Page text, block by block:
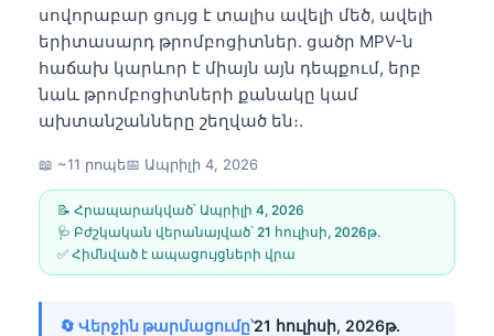
սովորաբար ցույց է տալիս ավելի մեծ, ավելի
երիտասարդ թրոմբոցիտներ. ցածր MPV-ն
հաճախ կարևոր է միայն այն դեպքում, երբ
նաև թրոմբոցիտների քանակը կամ
ախտանշանները շեղված են։.
📖 ~11 րոպե📅 Ապրիլի 4, 2026
📝 Հրապարակված՝ Ապրիլի 4, 2026
🩺 Բժշկական վերանայված՝ 21 հուլիսի, 2026թ․
✅ Հիմնված է ապացույցների վրա
🔄 Վերջին թարմացումը՝21 հուլիսի, 2026թ․